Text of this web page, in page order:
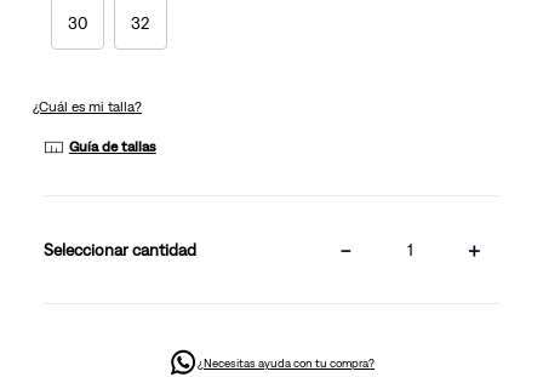
30 32
¿Cuál es mi talla?
Guía de tallas
cantidad ＋
－
¿Necesitas ayuda con tu compra?